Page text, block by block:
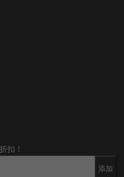
扣！
添加